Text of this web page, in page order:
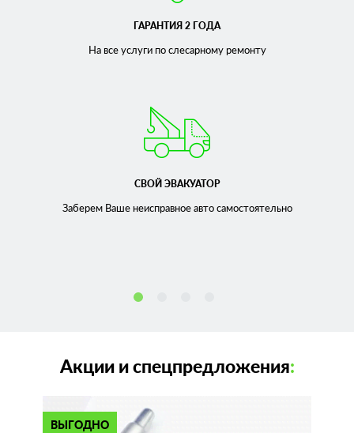
ГАРАНТИЯ 2 ГОДА
На все услуги по слесарномуремонту
СВОЙ ЭВАКУАТОР
Заберем Ваше неисправноеавто самостоятельно
Акции и спецпредложения:
ВЫГОДНО